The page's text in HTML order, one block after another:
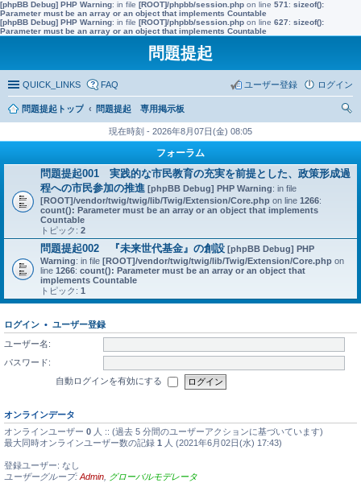
[phpBB Debug] PHP Warning: in file [ROOT]/phpbb/session.php on line 571 : sizeof():
Parameter must be an array or an object that implements Countable
[phpBB Debug] PHP Warning: in file [ROOT]/phpbb/session.php on line 627: sizeof():
Parameter must be an array or an object that implements Countable
問題提起
QUICK_LINKS FAQ ログイン
ユーザー登録
問題提起トップ
問題提起 専用掲示板
現在時刻 - 2026年8月07日(金) 08:05
フォーラム
問題提起001 実践的な市民教育の充実を前提とした、政策形成過
程への市民参加の推進 [phpBB Debug] PHP Warning: in file
[ROOT]/vendor/twig/twig/lib/Twig/Extension/Core.php on line 1266:
count(): Parameter must be an array or an object that implements
Countable
トピック: 2
問題提起002 『未来世代基金』の創設 [phpBB Debug] PHP
Warning: in file [ROOT]/vendor/twig/twig/lib/Twig/Extension/Core.php on
line 1266: count(): Parameter must be an array or an object that
implements Countable
トピック: 1
ログイン • ユーザー登録
ユーザー名:
パスワード:
自動ログインを有効にする
オンラインデータ
オンラインユーザー 0 人 :: (過去 5 分間のユーザーアクションに基づいています)
最大同時オンラインユーザー数の記録 1 人 (2021年6月02日(水) 17:43)
登録ユーザー: なし
ユーザーグループ: Admin グローバルモデレータ